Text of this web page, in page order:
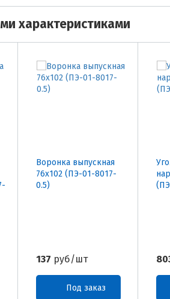
характеристиками
Воронка выпускная
76х102 (ПЭ-01-8017-
0.5)
137 руб/шт
Под заказ